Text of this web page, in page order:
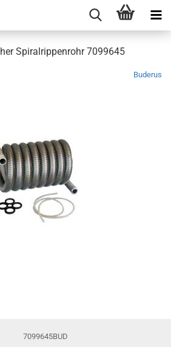
Spiralrippenrohr 7099645
Buderus
7099645BUD